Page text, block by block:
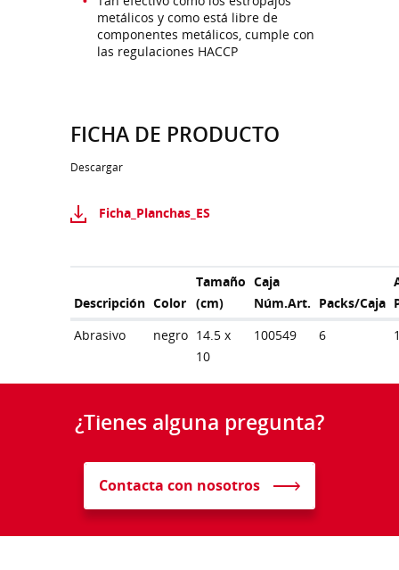
metálicos y como está libre de
componentes metálicos, cumple con
las regulaciones HACCP
FICHA DE PRODUCTO
Descargar
Ficha_Planchas_ES
Descripción Color
Tamaño
(cm)
Caja
Núm.Art. Packs/Caja
Abrasivo
negro 14.5 x
10
100549 6
¿Tienes alguna pregunta?
Contacta con nosotros